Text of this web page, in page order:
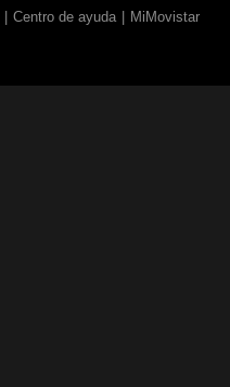
Centro de ayuda MiMovistar